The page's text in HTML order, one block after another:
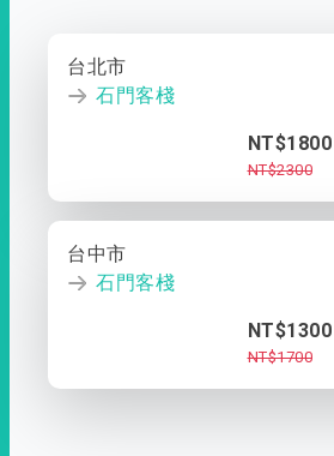
台北市
石門客棧
NT$1800
NT$2300
台中市
石門客棧
NT$1300
NT$1700